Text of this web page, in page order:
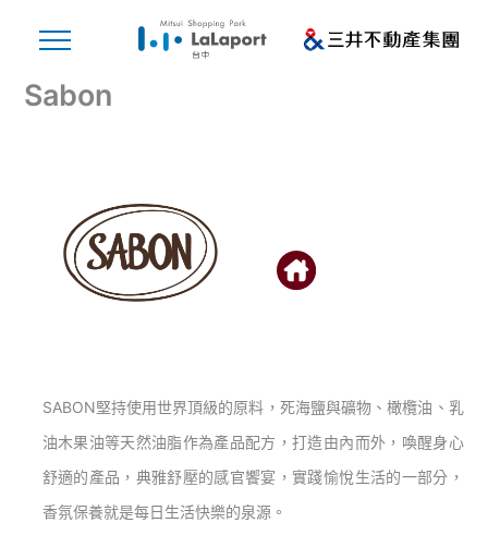
Sabon
SABON堅持使用世界頂級的原料，死海鹽與礦物、橄欖油、乳
油木果油等天然油脂作為產品配方，打造由內而外，喚醒身心
舒適的產品，典雅舒壓的感官饗宴，實踐愉悅生活的一部分，
香氛保養就是每日生活快樂的泉源。